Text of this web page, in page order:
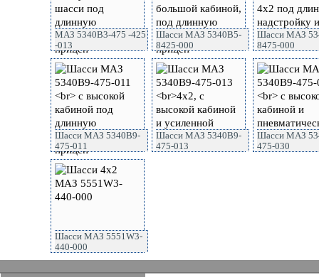
МАЗ 5340B3-475 -425
-013
Шасси МАЗ 5340B5-
8425-000
Шасси МАЗ
8475-000
Шасси МАЗ 5340B9-
475-011
Шасси МАЗ 5340B9-
475-013
Шасси МАЗ
475-030
Шасси МАЗ 5551W3-
440-000